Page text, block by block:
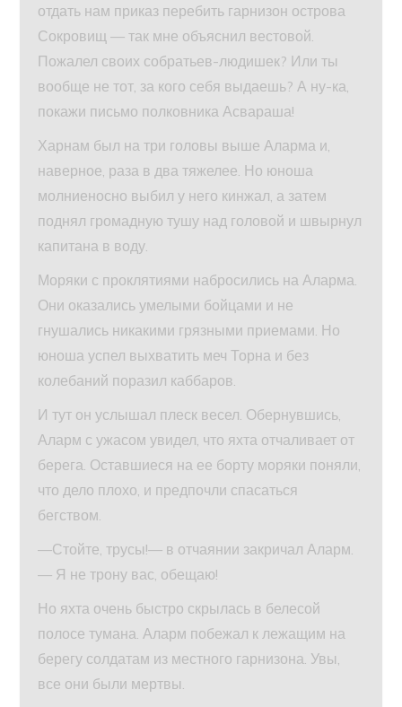
отдать нам приказ перебить гарнизон острова
Сокровищ — так мне объяснил вестовой.
Пожалел своих собратьев-людишек? Или ты
вообще не тот, за кого себя выдаешь? А ну-ка,
покажи письмо полковника Асвараша!
Харнам был на три головы выше Аларма и,
наверное, раза в два тяжелее. Но юноша
молниеносно выбил у него кинжал, а затем
поднял громадную тушу над головой и швырнул
капитана в воду.
Моряки с проклятиями набросились на Аларма.
Они оказались умелыми бойцами и не
гнушались никакими грязными приемами. Но
юноша успел выхватить меч Торна и без
колебаний поразил каббаров.
И тут он услышал плеск весел. Обернувшись,
Аларм с ужасом увидел, что яхта отчаливает от
берега. Оставшиеся на ее борту моряки поняли,
что дело плохо, и предпочли спасаться
бегством.
—Стойте, трусы!— в отчаянии закричал Аларм.
— Я не трону вас, обещаю!
Но яхта очень быстро скрылась в белесой
полосе тумана. Аларм побежал к лежащим на
берегу солдатам из местного гарнизона. Увы,
все они были мертвы.